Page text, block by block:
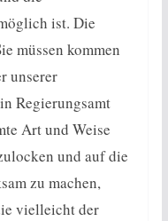
ist. Die
müssen kommen
unserer
Regierungsamt
Art und Weise
und auf die
zu machen,
vielleicht der